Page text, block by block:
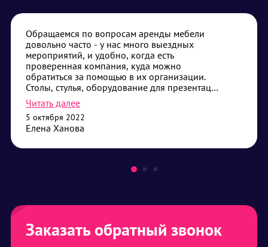
Обращаемся по вопросам аренды мебели
довольно часто - у нас много выездных
мероприятий, и удобно, когда есть
проверенная компания, куда можно
обратиться за помощью в их организации.
Столы, стулья, оборудование для презентаций
- самые частые наши запросы. Привозят без
опозданий, помогают с установкой, если
требуется - всегда дадут совет что лучше
выбрать. Сотрудничество нас устраивает,
Читать далее
5 октября 2022
Елена Ханова
Заказать обратный звонок